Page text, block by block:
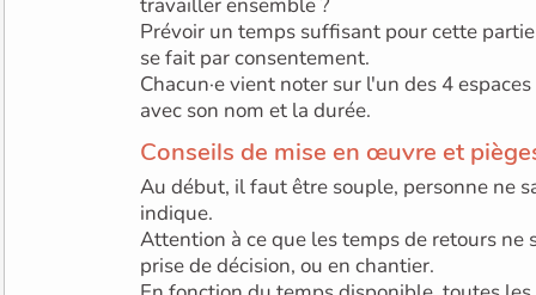
travailler ensemble ?
Prévoir un temps suffisant pour cette
se fait par consentement.
Chacun·e vient noter sur l'un des 4
avec son nom et la durée.
Conseils de mise en œuvre et
Au début, il faut être souple, personne ne
indique.
Attention à ce que les temps de retours ne
prise de décision, ou en chantier.